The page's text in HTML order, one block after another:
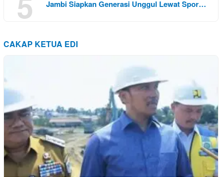
Jambi Siapkan Generasi Unggul Lewat Spor…
CAKAP KETUA EDI